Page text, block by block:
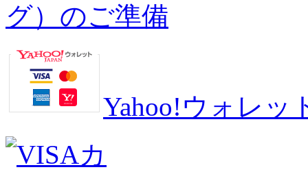
グ）のご準備
Yahoo!ウォレッ